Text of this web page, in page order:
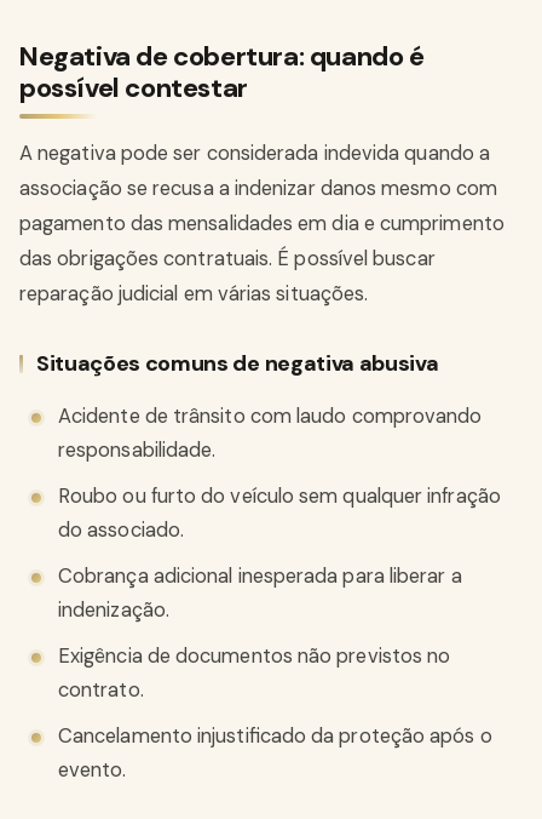
Negativa de cobertura: quando é
possível contestar
A negativa pode ser considerada indevida quando a
associação se recusa a indenizar danos mesmo com
pagamento das mensalidades em dia e cumprimento
das obrigações contratuais. É possível buscar
reparação judicial em várias situações.
Situações comuns de negativa abusiva
Acidente de trânsito com laudo comprovando
responsabilidade.
Roubo ou furto do veículo sem qualquer infração
do associado.
Cobrança adicional inesperada para liberar a
indenização.
Exigência de documentos não previstos no
contrato.
Cancelamento injustificado da proteção após o
evento.